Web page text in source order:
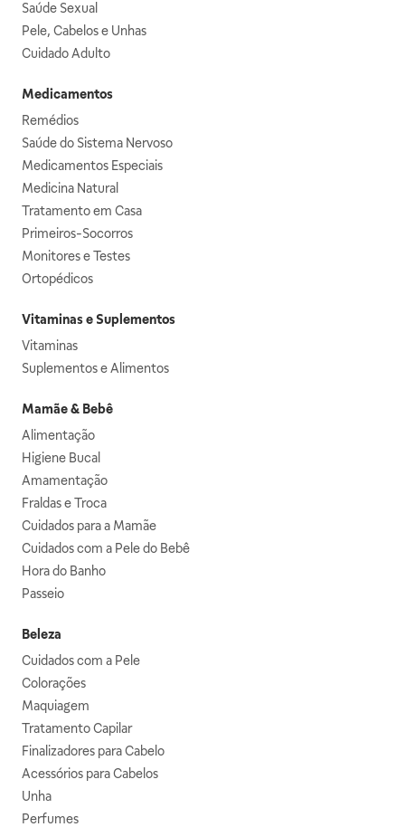
Saúde Sexual
Pele, Cabelos e Unhas
Cuidado Adulto
Medicamentos
Remédios
Saúde do Sistema Nervoso
Medicamentos Especiais
Medicina Natural
Tratamento em Casa
Primeiros-Socorros
Monitores e Testes
Ortopédicos
Vitaminas e Suplementos
Vitaminas
Suplementos e Alimentos
Mamãe & Bebê
Alimentação
Higiene Bucal
Amamentação
Fraldas e Troca
Cuidados para a Mamãe
Cuidados com a Pele do Bebê
Hora do Banho
Passeio
Beleza
Cuidados com a Pele
Colorações
Maquiagem
Tratamento Capilar
Finalizadores para Cabelo
Acessórios para Cabelos
Unha
Perfumes